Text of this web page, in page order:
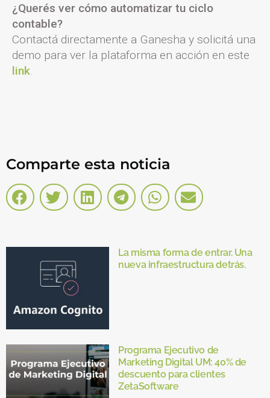
¿Querés ver cómo automatizar tu ciclo
contable?
Contactá directamente a Ganesha y solicitá una
demo para ver la plataforma en acción en este
link.
Comparte esta noticia
La misma forma de entrar. Una
nueva infraestructura detrás.
Programa Ejecutivo de
Marketing Digital UM: 40% de
descuento para clientes
ZetaSoftware